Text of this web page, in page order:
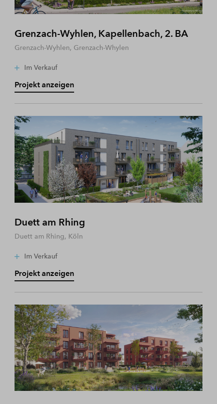
Grenzach-Wyhlen, Kapellenbach, 2. BA
Grenzach-Wyhlen, Grenzach-Whylen
Im Verkauf
Projekt anzeigen
Duett am Rhing
Duett am Rhing, Köln
Im Verkauf
Projekt anzeigen